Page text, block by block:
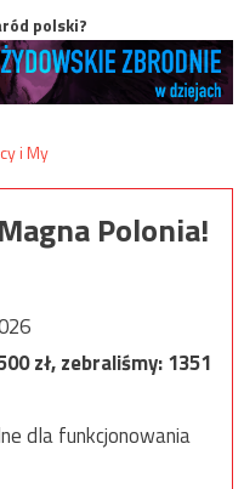
polski?
Polonia!
zł, zebraliśmy:1351
dla funkcjonowania